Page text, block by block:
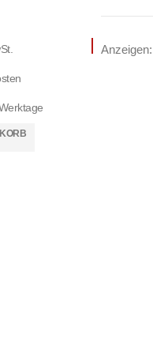
Anzeigen:
BELIEBT